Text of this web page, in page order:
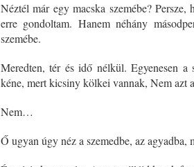
Néztél már egy macska szemébe?
erre gondoltam. Hanem néhány
szemébe.
Meredten, tér és idő nélkül. Egyenesen
kéne, mert kicsiny kölkei vannak, Nem azt
Nem…
Ő ugyan úgy néz a szemedbe, az